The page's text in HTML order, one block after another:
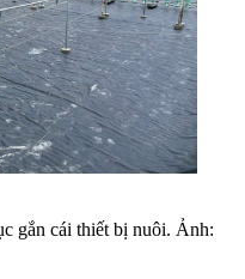
gắn cái thiết bị nuôi. Ảnh: